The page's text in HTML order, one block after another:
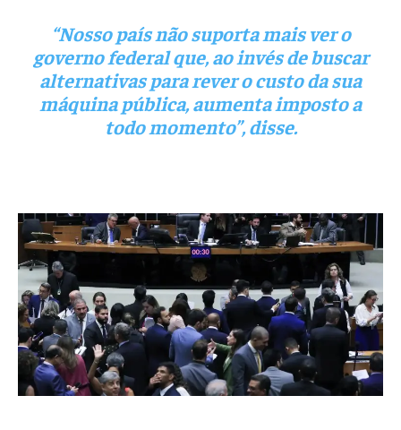
“Nosso país não suporta mais ver o
governo federal que, ao invés de buscar
alternativas para rever o custo da sua
máquina pública, aumenta imposto a
todo momento”, disse.